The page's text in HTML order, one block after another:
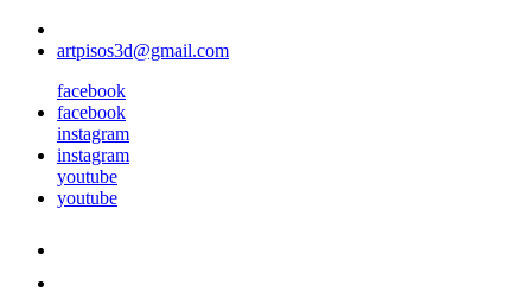
artpisos3d@gmail.com
facebook
facebook
instagram
instagram
youtube
youtube